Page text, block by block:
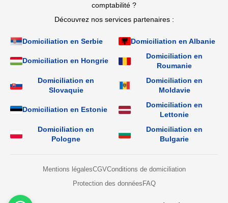
comptabilité ?
Découvrez nos services partenaires :
Domiciliation en Serbie Domiciliation en Albanie
Domiciliation en Hongrie
Domiciliation en
Roumanie
Domiciliation en
Slovaquie
Domiciliation en
Moldavie
Domiciliation en Estonie
Domiciliation en
Lettonie
Domiciliation en
Pologne
Domiciliation en
Bulgarie
Mentions légalesCGVConditions de domiciliation
Protection des donnéesFAQ